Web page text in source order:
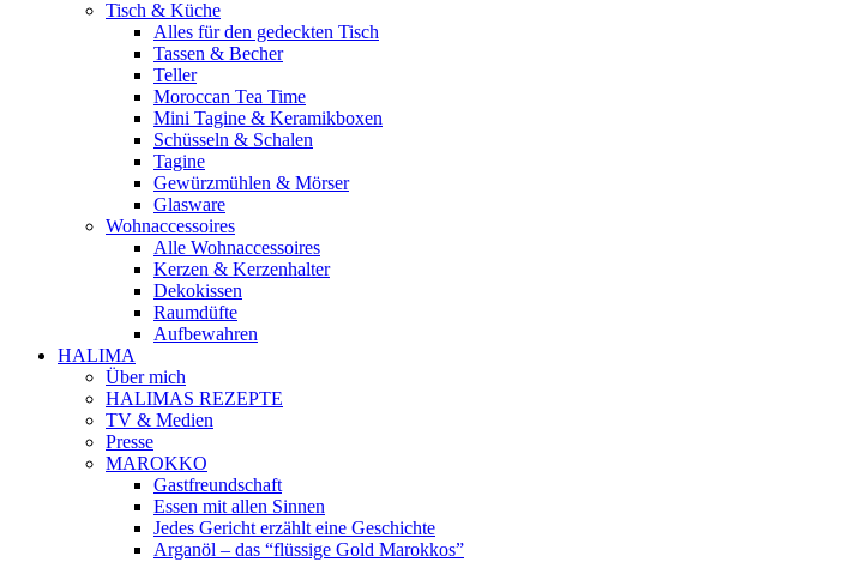
Tisch & Küche
Alles für den gedeckten Tisch
Tassen & Becher
Teller
Moroccan Tea Time
Mini Tagine & Keramikboxen
Schüsseln & Schalen
Tagine
Gewürzmühlen & Mörser
Glasware
Wohnaccessoires
Alle Wohnaccessoires
Kerzen & Kerzenhalter
Dekokissen
Raumdüfte
Aufbewahren
HALIMA
Über mich
HALIMAS REZEPTE
TV & Medien
Presse
MAROKKO
Gastfreundschaft
Essen mit allen Sinnen
Jedes Gericht erzählt eine Geschichte
Arganöl – das “flüssige Gold Marokkos”